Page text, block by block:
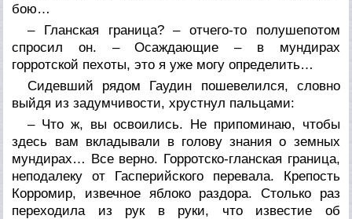
бою…
– Гланская граница? – отчего-то полушепотом
спросил он. – Осаждающие – в мундирах
горротской пехоты, это я уже могу определить…
Сидевший рядом Гаудин пошевелился, словно
выйдя из задумчивости, хрустнул пальцами:
– Что ж, вы освоились. Не припоминаю, чтобы
здесь вам вкладывали в голову знания о земных
мундирах… Все верно. Горротско-гланская граница,
неподалеку от Гасперийского перевала. Крепость
Корромир, извечное яблоко раздора. Столько раз
переходила из рук в руки, что известие об